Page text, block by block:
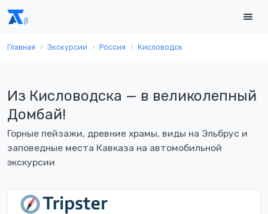
Главная Экскурсии Россия Кисловодск
Из Кисловодска — в великолепный
Домбай!
Горные пейзажи, древние храмы, виды на Эльбрус и
заповедные места Кавказа на автомобильной
экскурсии